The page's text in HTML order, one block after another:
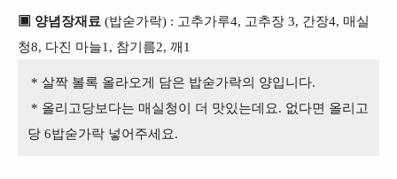
▣ 양념장재료 (밥숟가락) : 고추가루4, 고추장 3, 간장4, 매실
청8, 다진 마늘1, 참기름2, 깨1
* 살짝 볼록 올라오게 담은 밥숟가락의 양입니다.
* 올리고당보다는 매실청이 더 맛있는데요. 없다면 올리고
당 6밥숟가락 넣어주세요.